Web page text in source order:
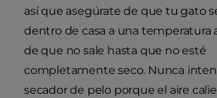
así que asegúrate de que tu gato
dentro de casa a una temperatura
de que no sale hasta que no esté
completamente seco. Nunca
secador de pelo porque el aire